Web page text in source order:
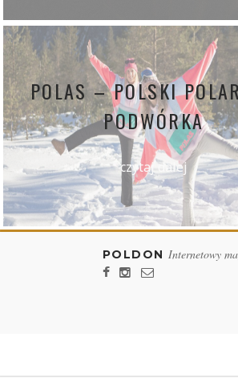
POLAS – POLSKI
PODWÓRKA
czytaj dalej
POLDON Internetowy